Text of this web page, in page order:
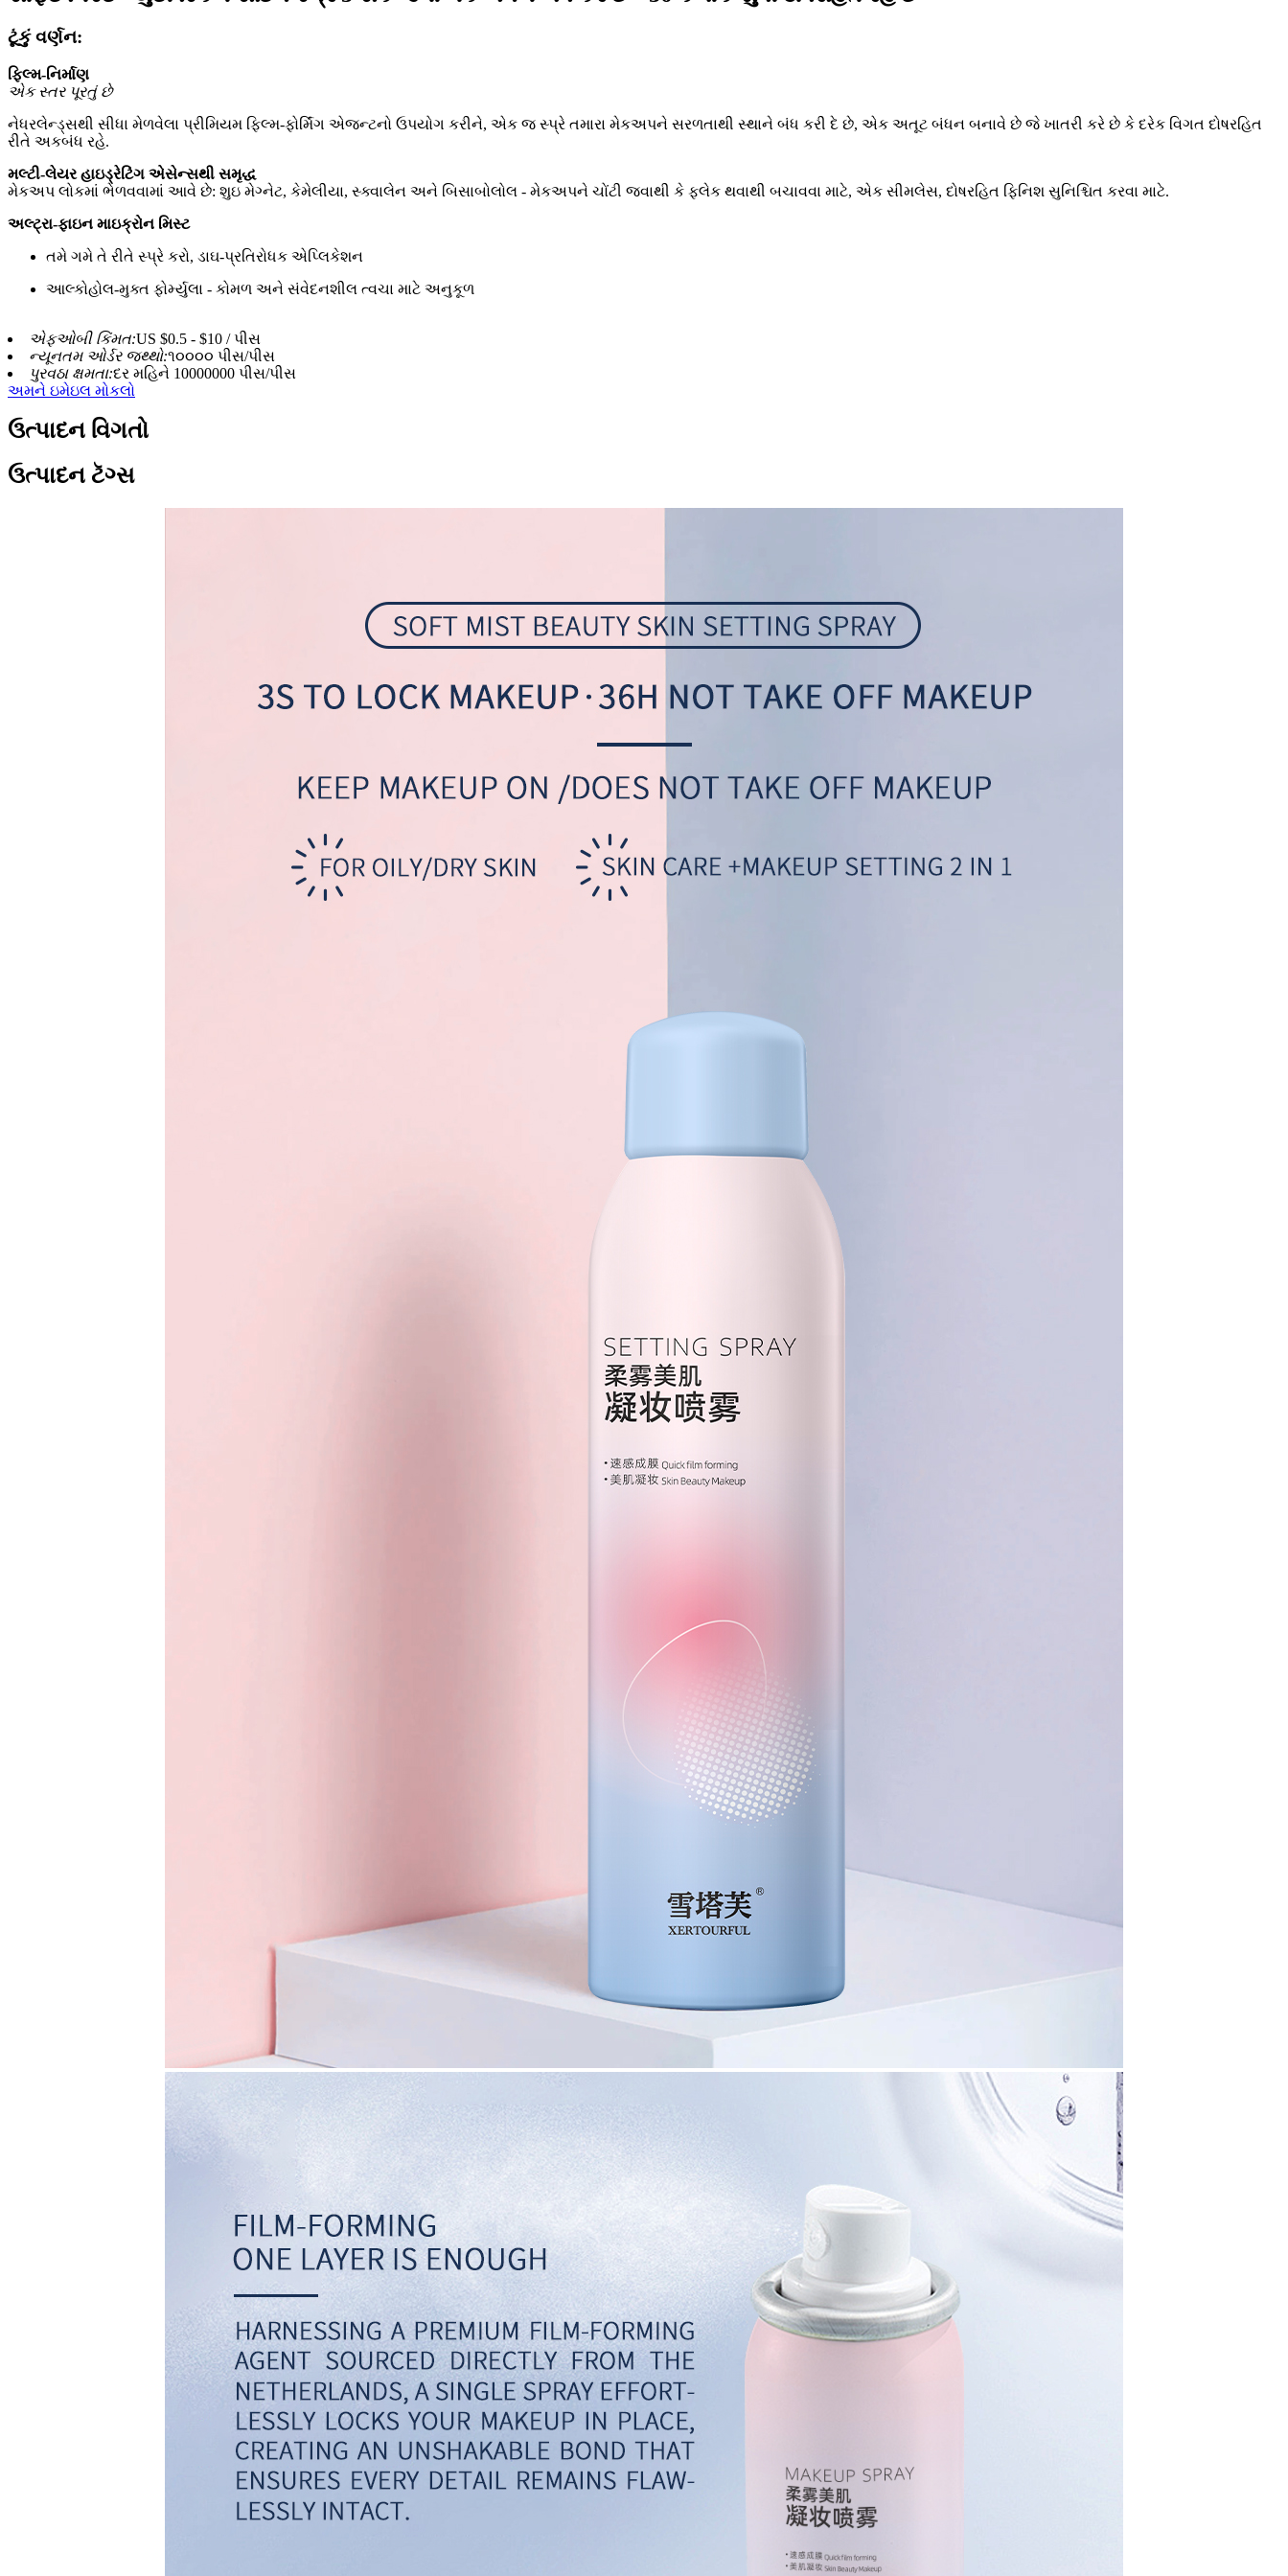
ટૂંકું વર્ણન:
ફિલ્મ-નિર્માણ
એક સ્તર પૂરતું છે
નેધરલેન્ડ્સથી સીધા મેળવેલા પ્રીમિયમ ફિલ્મ-ફોર્મિંગ એજન્ટનો ઉપયોગ કરીને, એક જ સ્પ્રે તમારા મેકઅપને સરળતાથી સ્થાને બંધ કરી દે છે, એક અતૂટ બંધન બનાવે છે જે ખાતરી કરે છે કે દરેક વિગત દોષરહિત
રીતે અકબંધ રહે.
મલ્ટી-લેયર હાઇડ્રેટિંગ એસેન્સથી સમૃદ્ધ
મેકઅપ લોકમાં ભેળવવામાં આવે છે: શુઇ મેગ્નેટ, કેમેલીયા, સ્ક્વાલેન અને બિસાબોલોલ - મેકઅપને ચોંટી જવાથી કે ફ્લેક થવાથી બચાવવા માટે, એક સીમલેસ, દોષરહિત ફિનિશ સુનિશ્ચિત કરવા માટે.
અલ્ટ્રા-ફાઇન માઇક્રોન મિસ્ટ
તમે ગમે તે રીતે સ્પ્રે કરો, ડાઘ-પ્રતિરોધક એપ્લિકેશન
આલ્કોહોલ-મુક્ત ફોર્મ્યુલા - કોમળ અને સંવેદનશીલ ત્વચા માટે અનુકૂળ
એફઓબી કિંમત:US $0.5 - $10 / પીસ
ન્યૂનતમ ઓર્ડર જથ્થો:૧૦૦૦૦ પીસ/પીસ
પુરવઠા ક્ષમતા:દર મહિને 10000000 પીસ/પીસ
અમને ઇમેઇલ મોકલો
ઉત્પાદન વિગતો
ઉત્પાદન ટૅગ્સ